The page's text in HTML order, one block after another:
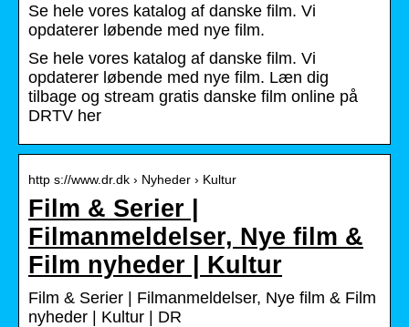
Se hele vores katalog af danske film. Vi
opdaterer løbende med nye film.
Se hele vores katalog af danske film. Vi
opdaterer løbende med nye film. Læn dig
tilbage og stream gratis danske film online på
DRTV her
http s://www.dr.dk › Nyheder › Kultur
Film & Serier |
Filmanmeldelser, Nye film &
Film nyheder | Kultur
Film & Serier | Filmanmeldelser, Nye film & Film
nyheder | Kultur | DR